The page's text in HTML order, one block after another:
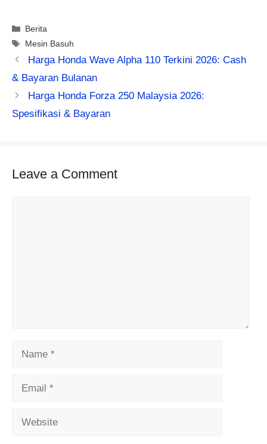
Categories
Berita
Tags
Mesin Basuh
Harga Honda Wave Alpha 110 Terkini 2026: Cash
& Bayaran Bulanan
Harga Honda Forza 250 Malaysia 2026:
Spesifikasi & Bayaran
Leave a Comment
Name
Email
Website